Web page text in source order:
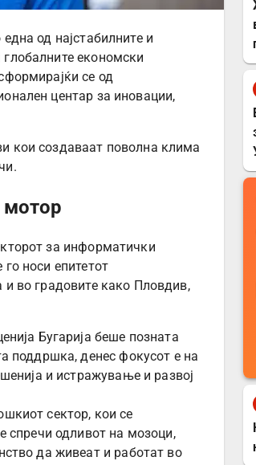
од најстабилните и
економски
се од
центар за иновации,
кои создаваат поволна клима
мотор
за информатички
носи епитетот
и во градовите како Пловдив,
Бугарија беше позната
поддршка, денес фокусот е на
и истражување и развој
сектор, кои се
спречи одливот на мозоци,
да живеат и работат во